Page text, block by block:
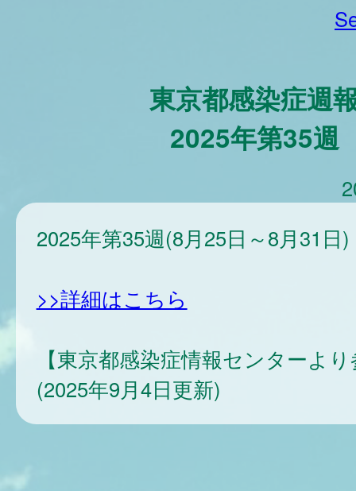
東京都感染症週
2025年第35週
2025年第35週(8月25日～8月31日)
>>詳細はこちら
【東京都感染症情報センターよ
(2025年9月4日更新)